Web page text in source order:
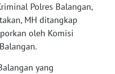
Polres Balangan,
MH ditangkap
oleh Komisi
yang